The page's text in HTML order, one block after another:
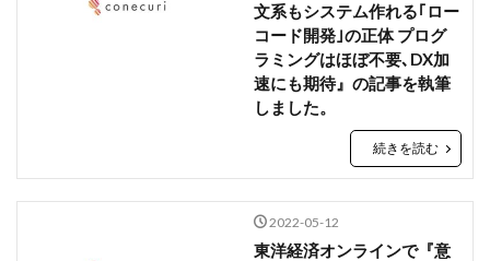
文系もシステム作れる｢ロー
コード開発｣の正体 プログ
ラミングはほぼ不要､DX加
速にも期待』の記事を執筆
しました。
続きを読む
2022-05-12
東洋経済オンラインで『意
ファイナンス
事業創造・イノベーション
地方創生
クリエイティブ 高橋龍征
検索